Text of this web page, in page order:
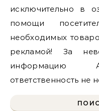
исключительно в
помощи
необходимых
рекламой! За
информацию
ответственность не